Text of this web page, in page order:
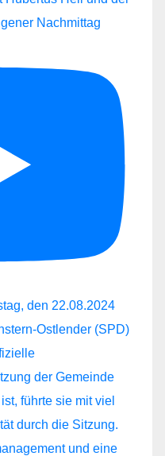
Nachmittag